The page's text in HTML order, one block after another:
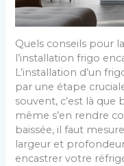
Quels conseils pour
l’installation frigo
L’installation d’un
par une étape
souvent, c’est là
même s’en rendre
baissée, il faut
largeur et
encastrer votre